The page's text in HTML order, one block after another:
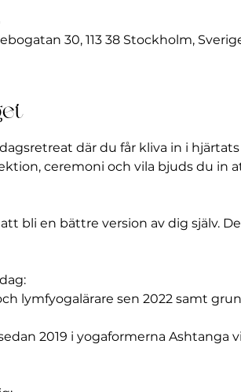
30, 113 38 Stockholm,
där du får kliva in i
ceremoni och vila bjuds du in
bli en bättre version av dig själv.
lymfyogalärare sen 2022 samt
2019 i yogaformerna Ashtanga